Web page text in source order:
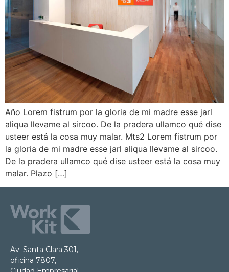
Año Lorem fistrum por la gloria de mi madre esse jarl
aliqua llevame al sircoo. De la pradera ullamco qué dise
usteer está la cosa muy malar. Mts2 Lorem fistrum por
la gloria de mi madre esse jarl aliqua llevame al sircoo.
De la pradera ullamco qué dise usteer está la cosa muy
malar. Plazo […]
Av. Santa Clara 301,
oficina 7807,